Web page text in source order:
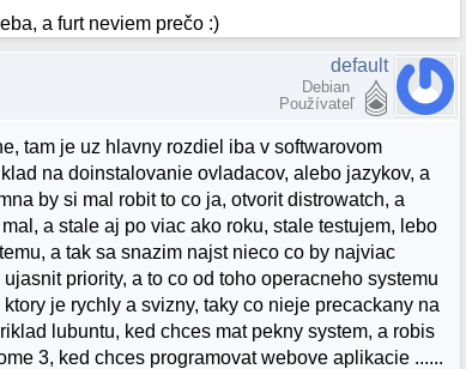
a furt neviem prečo :)
default
Debian
Používateľ
tam je uz hlavny rozdiel iba v softwarovom
na doinstalovanie ovladacov, alebo jazykov, a
by si mal robit to co ja, otvorit distrowatch, a
a stale aj po viac ako roku, stale testujem, lebo
a tak sa snazim najst nieco co by najviac
priority, a to co od toho operacneho systemu
je rychly a svizny, taky co nieje precackany na
lubuntu, ked chces mat pekny system, a robis
3, ked chces programovat webove aplikacie ......